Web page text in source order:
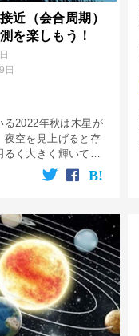
近（会合周期）
を楽しもう！
日
る2022年秋は木星が
夜空を見上げると存
るく大きく輝いてい
なっている理由は、
ちょうど反対側に木